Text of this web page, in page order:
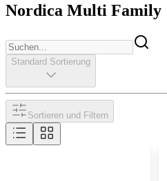
Nordica Multi Family
Standard Sortierung
Sortieren und Filtern